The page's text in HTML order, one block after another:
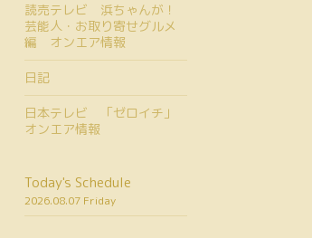
読売テレビ 浜ちゃんが！
芸能人・お取り寄せグルメ
編 オンエア情報
日記
日本テレビ 「ゼロイチ」
オンエア情報
Today's Schedule
2026.08.07 Friday